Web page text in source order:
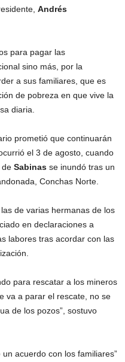
Andrés
para pagar las
sino más, por la
a sus familiares, que es
de pobreza en que vive la
diaria.
prometió que continuarán
el 3 de agosto, cuando
de Sabinas se inundó tras un
Conchas Norte.
de varias hermanas de los
en declaraciones a
labores tras acordar con las
para rescatar a los mineros
va a parar el rescate, no se
de los pozos”, sostuvo
acuerdo con los familiares”